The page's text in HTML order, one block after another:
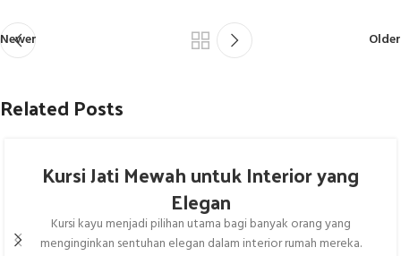
Newer Older
Related Posts
Kursi Jati Mewah untuk Interior yang
Elegan
Kursi kayu menjadi pilihan utama bagi banyak orang yang
menginginkan sentuhan elegan dalam interior rumah mereka.